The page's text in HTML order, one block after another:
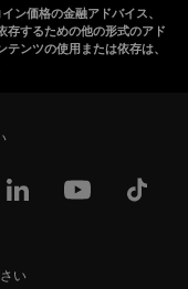
ン価格の金融アドバイス、
存するための他の形式のアド
ンツの使用または依存は、
い